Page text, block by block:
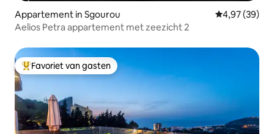
Appartement in Sgourou Gemiddelde
4,97 (39)
Aelios Petra appartement met zeezicht 2
Topfavoriet van gasten
Favoriet van gasten